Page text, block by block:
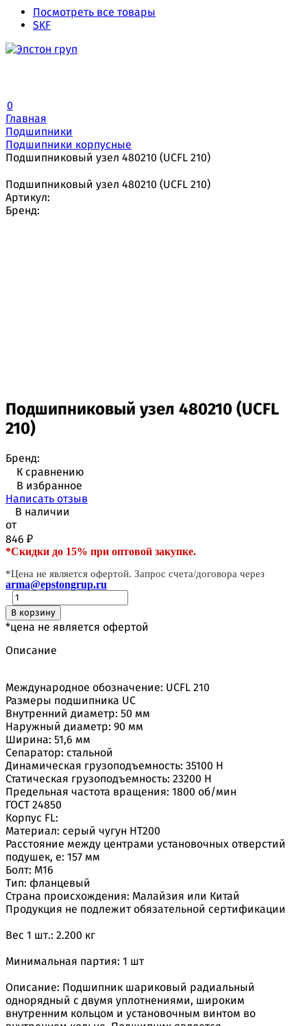
Посмотреть все товары
SKF
0
Главная
Подшипники
Подшипники корпусные
Подшипниковый узел 480210 (UCFL 210)
Подшипниковый узел 480210 (UCFL 210)
Артикул:
Бренд:
Подшипниковый узел 480210 (UCFL
210)
Бренд:
К сравнению
В избранное
Написать отзыв
В наличии
от
846 ₽
*Скидки до 15% при оптовой закупке.
*Цена не является офертой. Запрос счета/договора через
arma@epstongrup.ru
В корзину
*цена не является офертой
Описание
Международное обозначение: UCFL 210
Размеры подшипника UC
Внутренний диаметр: 50 мм
Наружный диаметр: 90 мм
Ширина: 51,6 мм
Сепаратор: стальной
Динамическая грузоподъемность: 35100 H
Статическая грузоподъемность: 23200 H
Предельная частота вращения: 1800 об/мин
ГОСТ 24850
Корпус FL:
Материал: серый чугун НТ200
Расстояние между центрами установочных отверстий
подушек, e: 157 мм
Болт: М16
Тип: фланцевый
Страна происхождения: Малайзия или Китай
Продукция не подлежит обязательной сертификации
Вес 1 шт.: 2.200 кг
Минимальная партия: 1 шт
Описание: Подшипник шариковый радиальный
однорядный с двумя уплотнениями, широким
внутренним кольцом и установочным винтом во